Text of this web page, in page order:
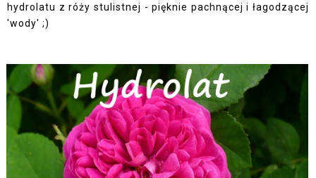
hydrolatu z róży stulistnej - pięknie pachnącej i łagodzącej
'wody' ;)